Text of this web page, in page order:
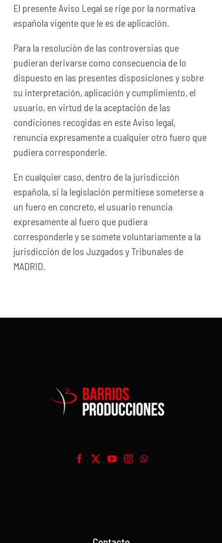
El presente Aviso Legal se rige por la normativa
española vigente que le es de aplicación.
Para la resolución de las controversias que
pudieran derivarse como consecuencia de lo
dispuesto en las presentes disposiciones y sobre
su interpretación, aplicación y cumplimiento, el
usuario, en virtud de la aceptación de las
condiciones recogidas en este Aviso legal,
renuncia expresamente a cualquier otro fuero que
pudiera corresponderle.
En cualquier caso, dentro de la jurisdicción
española, si la legislación permitiese someterse a
un fuero en concreto, el usuario renuncia
expresamente al fuero que pudiera
corresponderle y se somete voluntariamente a la
jurisdicción de los Juzgados y Tribunales de
MADRID.